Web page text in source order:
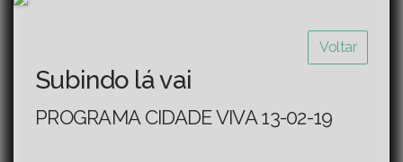
Voltar
Subindo lá vai
PROGRAMA CIDADE VIVA 13-02-19